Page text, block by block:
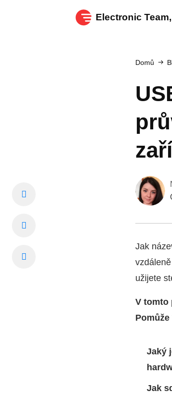
Electronic
Domů
Jak
užijete
V tomto
Jaký
Jak